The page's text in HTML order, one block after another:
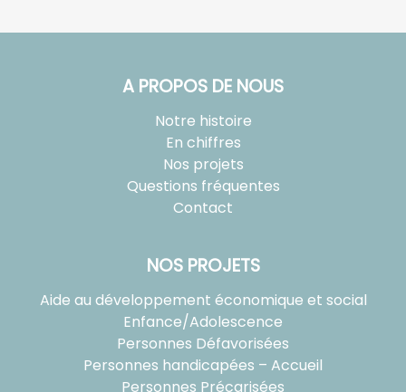
A PROPOS DE NOUS
Notre histoire
En chiffres
Nos projets
Questions fréquentes
Contact
NOS PROJETS
Aide au développement économique et social
Enfance/Adolescence
Personnes Défavorisées
Personnes handicapées – Accueil
Personnes Précarisées